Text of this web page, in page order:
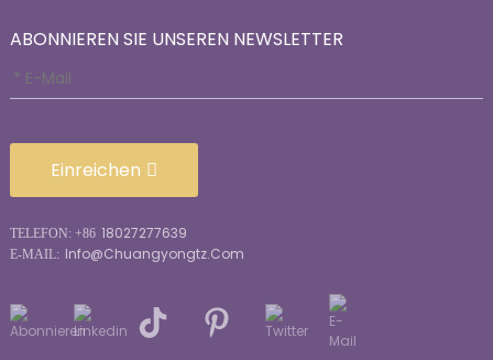
ABONNIEREN SIE UNSEREN NEWSLETTER
Einreichen
TELEFON: +86 18027277639
E-MAIL: Info@chuangyongtz.com